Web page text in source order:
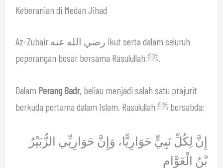
Keberanian di Medan Jihad
Az-Zubair رضي الله عنه ikut serta dalam seluruh
peperangan besar bersama Rasulullah ﷺ.
Dalam Perang Badr, beliau menjadi salah satu prajurit
berkuda pertama dalam Islam. Rasulullah ﷺ bersabda:
إِنَّ لِكُلِّ نَبِيٍّ حَوَارِيًّا، وَإِنَّ حَوَارِيِّي الزُّبَيْرُ
بْنُ الْعَوَّامِ